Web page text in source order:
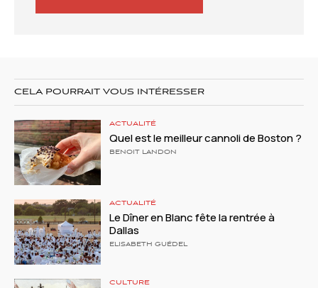
CELA POURRAIT VOUS INTÉRESSER
ACTUALITÉ
Quel est le meilleur cannoli de Boston ?
BENOIT LANDON
ACTUALITÉ
Le Dîner en Blanc fête la rentrée à
Dallas
ELISABETH GUÉDEL
CULTURE